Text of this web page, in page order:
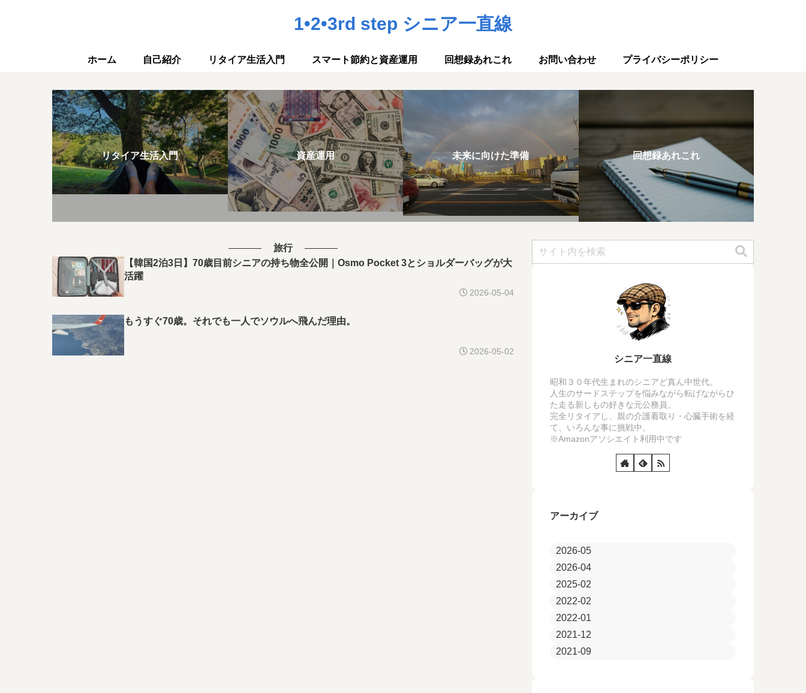
1•2•3rd step シニア一直線
ホーム 自己紹介 リタイア生活入門 スマート節約と資産運用 回想録あれこれ お問い合わせ プライバシーポリシー
リタイア生活入門 資産運用 未来に向けた準備 回想録あれこれ
旅行
【韓国2泊3日】70歳目前シニアの持ち物全公開｜Osmo Pocket 3とショルダーバッグが大
活躍
2026-05-04
もうすぐ70歳。それでも一人でソウルへ飛んだ理由。
2026-05-02
シニア一直線
昭和３０年代生まれのシニアど真ん中世代。
人生のサードステップを悩みながら転げながらひ
た走る新しもの好きな元公務員。
完全リタイアし、親の介護看取り・心臓手術を経
て、いろんな事に挑戦中。
※Amazonアソシエイト利用中です
アーカイブ
2026-05
2026-04
2025-02
2022-02
2022-01
2021-12
2021-09